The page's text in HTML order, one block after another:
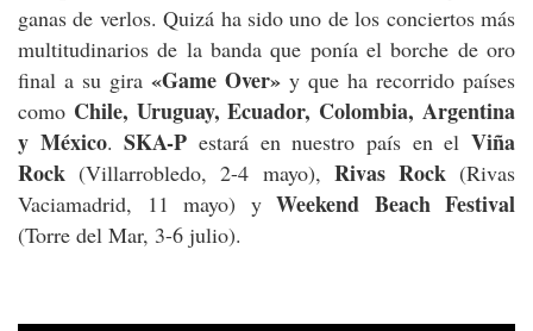
ganas de verlos. Quizá ha sido uno de los conciertos más
multitudinarios de la banda que ponía el borche de oro
final a su gira «Game Over» y que ha recorrido países
como Chile, Uruguay, Ecuador, Colombia, Argentina
y México.SKA-P estará en nuestro país en elViña
Rock (Villarrobledo, 2-4 mayo), Rivas Rock (Rivas
Vaciamadrid, 11 mayo) y Weekend Beach Festival
(Torre del Mar, 3-6 julio).